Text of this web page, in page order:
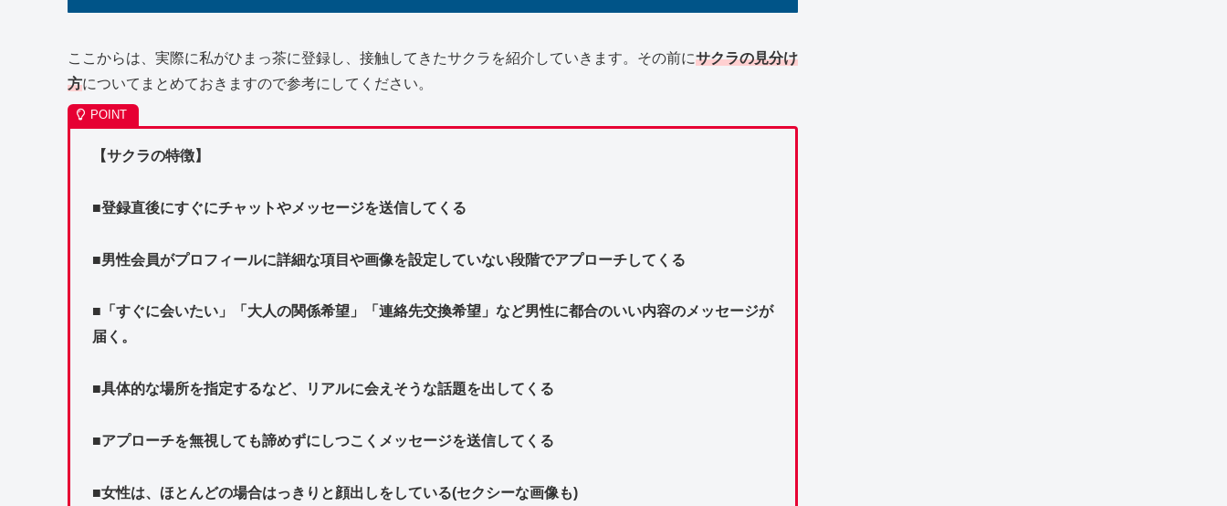
ここからは、実際に私がひまっ茶に登録し、接触してきたサクラを紹介していきます。その前にサクラの見分け
方についてまとめておきますので参考にしてください。
【サクラの特徴】
■登録直後にすぐにチャットやメッセージを送信してくる
■男性会員がプロフィールに詳細な項目や画像を設定していない段階でアプローチしてくる
■「すぐに会いたい」「大人の関係希望」「連絡先交換希望」など男性に都合のいい内容のメッセージが
届く。
■具体的な場所を指定するなど、リアルに会えそうな話題を出してくる
■アプローチを無視しても諦めずにしつこくメッセージを送信してくる
■女性は、ほとんどの場合はっきりと顔出しをしている(セクシーな画像も)